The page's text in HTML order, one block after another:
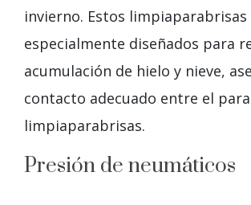
invierno. Estos limpiaparabrisas
especialmente diseñados para
acumulación de hielo y nieve,
contacto adecuado entre el
limpiaparabrisas.
Presión de neumáticos